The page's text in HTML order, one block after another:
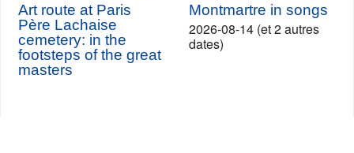
Art route at Paris
Père Lachaise
cemetery: in the
footsteps of the great
masters
Montmartre in songs
2026-08-14 (et 2 autres
dates)